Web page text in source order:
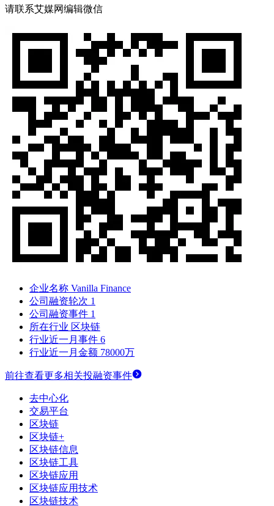
请联系艾媒网编辑微信
企业名称 Vanilla Finance
公司融资轮次 1
公司融资事件 1
所在行业 区块链
行业近一月事件 6
行业近一月金额 78000万
前往查看更多相关投融资事件
去中心化
交易平台
区块链
区块链+
区块链信息
区块链工具
区块链应用
区块链应用技术
区块链技术